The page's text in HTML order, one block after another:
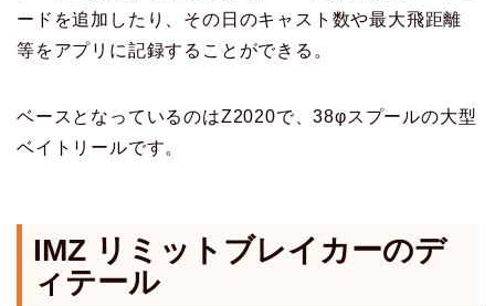
ードを追加したり、その日のキャスト数や最大飛距離
等をアプリに記録することができる。
ベースとなっているのはZ2020で、38φスプールの大型
ベイトリールです。
IMZ リミットブレイカーのデ
ィテール